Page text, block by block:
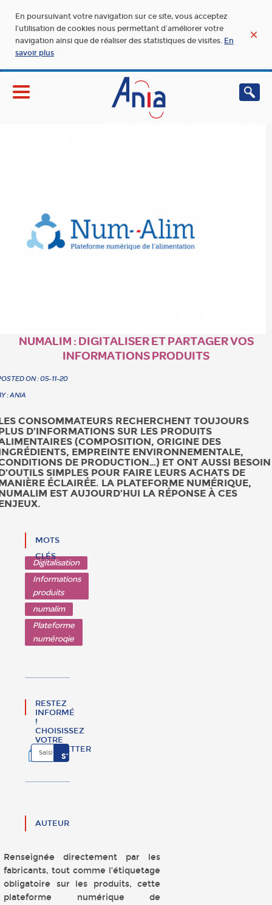
En poursuivant votre navigation sur ce site, vous acceptez
l’utilisation de cookies nous permettant d’améliorer votre
navigation ainsi que de réaliser des statistiques de visites. En
savoir plus
NUMALIM : DIGITALISER ET PARTAGER VOS
INFORMATIONS PRODUITS
ON : 05-11-20
: ANIA
CONSOMMATEURS RECHERCHENT TOUJOURS
D’INFORMATIONS SUR LES PRODUITS
(COMPOSITION, ORIGINE DES
EMPREINTE ENVIRONNEMENTALE,
DE PRODUCTION…) ET ONT AUSSI BESOIN
SIMPLES POUR FAIRE LEURS ACHATS DE
ÉCLAIRÉE. LA PLATEFORME NUMÉRIQUE,
EST AUJOURD’HUI LA RÉPONSE À CES
MOTS
CLÉS
Digitalisation
Informations
produits
numalim
Plateforme
numéroqie
RESTEZ
INFORMÉ
!
CHOISISSEZ
VOTRE
NEWSLETTER
AUTEUR
Renseignée directement par les
fabricants, tout comme l’étiquetage
obligatoire sur les produits, cette
plateforme numérique de